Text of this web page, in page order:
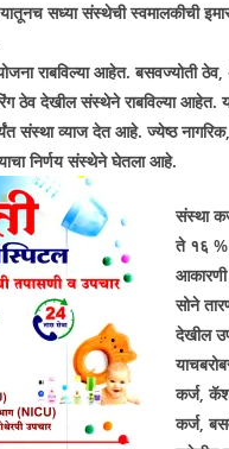
सध्या संस्थेची स्वमालकीची
राबविल्या आहेत. बसवज्योती ठेव,
ठेव देखील संस्थेने राबविल्या आहेत.
संस्था व्याज देत आहे. ज्येष्ठ नागरिक,
निर्णय संस्थेने घेतला आहे.
संस्था
ते १६ %
सोने
देखील
कर्ज,
कर्ज,